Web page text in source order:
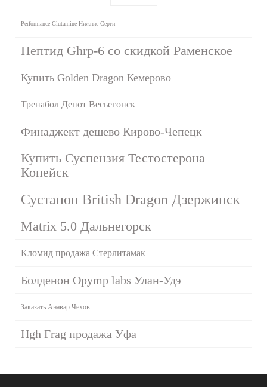
Performance Glutamine Нижние Серги
Пептид Ghrp-6 со скидкой Раменское
Купить Golden Dragon Кемерово
Тренабол Депот Весьегонск
Финаджект дешево Кирово-Чепецк
Купить Суспензия Тестостерона
Копейск
Сустанон British Dragon Дзержинск
Matrix 5.0 Дальнегорск
Кломид продажа Стерлитамак
Болденон Opymp labs Улан-Удэ
Заказать Анавар Чехов
Hgh Frag продажа Уфа